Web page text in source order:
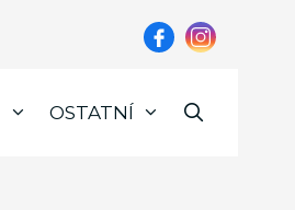
OSTATNÍ